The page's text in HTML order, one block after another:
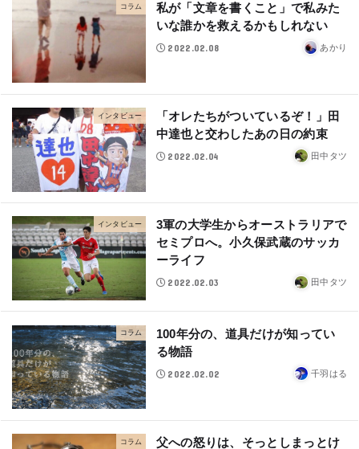
コラム
私が「文章を書くこと」で私みた
いな誰かを救えるかもしれない
2022.02.08 あかり
インタビュー
「オレたちがついているぞ！」田
中達也と交わしたあの日の約束
2022.02.04 田中タツ
インタビュー
3軍の大学生からオーストラリアで
セミプロへ。小久保武蔵のサッカ
ーライフ
2022.02.03 田中タツ
コラム
100年分の、道具だけが知ってい
る物語
2022.02.02 千羽はる
コラム 父への怒りは、そっとしまっとけ